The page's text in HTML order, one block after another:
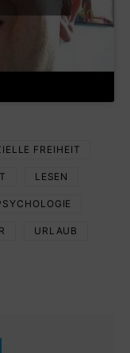
FREIHEIT
LESEN
URLAUB